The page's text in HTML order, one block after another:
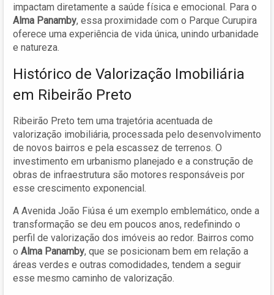
impactam diretamente a saúde física e emocional. Para o
Alma Panamby, essa proximidade com o Parque Curupira
oferece uma experiência de vida única, unindo urbanidade
e natureza.
Histórico de Valorização Imobiliária
em Ribeirão Preto
Ribeirão Preto tem uma trajetória acentuada de
valorização imobiliária, processada pelo desenvolvimento
de novos bairros e pela escassez de terrenos. O
investimento em urbanismo planejado e a construção de
obras de infraestrutura são motores responsáveis por
esse crescimento exponencial.
A Avenida João Fiúsa é um exemplo emblemático, onde a
transformação se deu em poucos anos, redefinindo o
perfil de valorização dos imóveis ao redor. Bairros como
o Alma Panamby, que se posicionam bem em relação a
áreas verdes e outras comodidades, tendem a seguir
esse mesmo caminho de valorização.